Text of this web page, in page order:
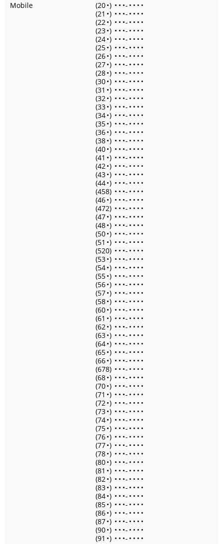
Mobile
(20•) • • •- • • • •
(21 •) • • •- • • • •
(22•) • • •- • • • •
(23•) • • •- • • • •
(24•) • • •- • • • •
(25•) • • •- • • • •
(26•) • • •- • • • •
(27•) • • •- • • • •
(28•) • • •- • • • •
(30•) • • •- • • • •
(31 •) • • •- • • • •
(32•) • • •- • • • •
(33•) • • •- • • • •
(34•) • • •- • • • •
(35•) • • •- • • • •
(36•) • • •- • • • •
(38•) • • •- • • • •
(40•) • • •- • • • •
(41 •) • • •- • • • •
(42•) • • •- • • • •
(43•) • • •- • • • •
(44•) • • •- • • • •
(458) • • •- • • • •
(46•) • • •- • • • •
(472) • • •- • • • •
(47•) • • •- • • • •
(48•) • • •- • • • •
(50•) • • •- • • • •
(51 •) • • •- • • • •
(520) • • •- • • • •
(53•) • • •- • • • •
(54•) • • •- • • • •
(55•) • • •- • • • •
(56•) • • •- • • • •
(57•) • • •- • • • •
(58•) • • •- • • • •
(60•) • • •- • • • •
(61 •) • • •- • • • •
(62•) • • •- • • • •
(63•) • • •- • • • •
(64•) • • •- • • • •
(65•) • • •- • • • •
(66•) • • •- • • • •
(678) • • •- • • • •
(68•) • • •- • • • •
(70•) • • •- • • • •
(71 •) • • •- • • • •
(72•) • • •- • • • •
(73•) • • •- • • • •
(74•) • • •- • • • •
(75•) • • •- • • • •
(76•) • • •- • • • •
(77•) • • •- • • • •
(78•) • • •- • • • •
(80•) • • •- • • • •
(81 •) • • •- • • • •
(82•) • • •- • • • •
(83•) • • •- • • • •
(84•) • • •- • • • •
(85•) • • •- • • • •
(86•) • • •- • • • •
(87•) • • •- • • • •
(90•) • • •- • • • •
(91 •) • • •- • • • •